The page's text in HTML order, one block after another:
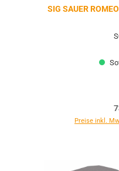
SIG SAUER
Preise inkl.